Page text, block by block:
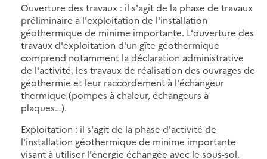
Ouverture des travaux : il s'agit de la phase de travaux
préliminaire à l'exploitation de l'installation
géothermique de minime importante. L'ouverture des
travaux d'exploitation d'un gîte géothermique
comprend notamment la déclaration administrative
de l'activité, les travaux de réalisation des ouvrages de
géothermie et leur raccordement à l'échangeur
thermique (pompes à chaleur, échangeurs à
plaques…).
Exploitation : il s'agit de la phase d'activité de
l'installation géothermique de minime importante
visant à utiliser l'énergie échangée avec le sous-sol.